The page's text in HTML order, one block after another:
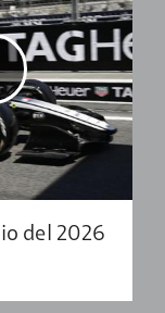
del 2026